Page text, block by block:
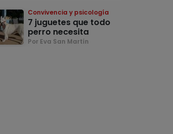
Convivencia y psicología
7 juguetes que todo
perro necesita
Por Eva San Martín